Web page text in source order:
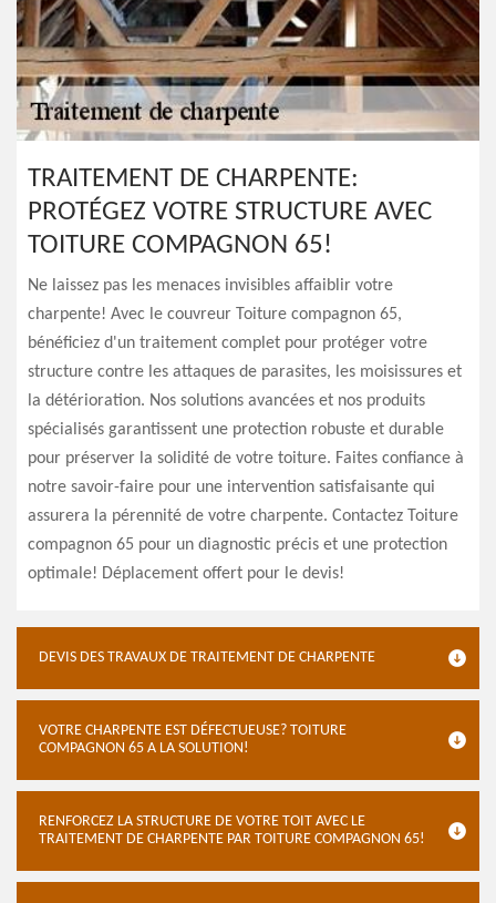
TRAITEMENT DE CHARPENTE:
PROTÉGEZ VOTRE STRUCTURE AVEC
TOITURE COMPAGNON 65!
Ne laissez pas les menaces invisibles affaiblir votre
charpente! Avec le couvreur Toiture compagnon 65,
bénéficiez d'un traitement complet pour protéger votre
structure contre les attaques de parasites, les moisissures et
la détérioration. Nos solutions avancées et nos produits
spécialisés garantissent une protection robuste et durable
pour préserver la solidité de votre toiture. Faites confiance à
notre savoir-faire pour une intervention satisfaisante qui
assurera la pérennité de votre charpente. Contactez Toiture
compagnon 65 pour un diagnostic précis et une protection
optimale! Déplacement offert pour le devis!
DEVIS DES TRAVAUX DE TRAITEMENT DE CHARPENTE
VOTRE CHARPENTE EST DÉFECTUEUSE? TOITURE
COMPAGNON 65 A LA SOLUTION!
RENFORCEZ LA STRUCTURE DE VOTRE TOIT AVEC LE
TRAITEMENT DE CHARPENTE PAR TOITURE COMPAGNON 65!